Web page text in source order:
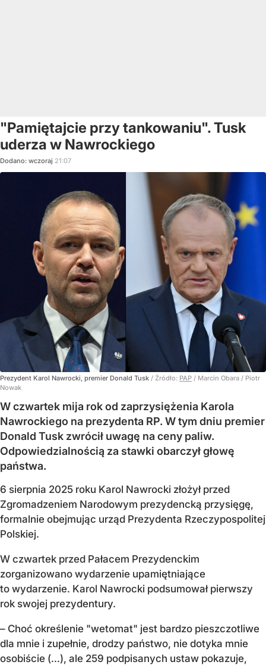
"Pamiętajcie przy tankowaniu". Tusk
uderza w Nawrockiego
Dodano: wczoraj 21:07
Prezydent Karol Nawrocki, premier Donald Tusk / Źródło: PAP / Marcin Obara / Piotr
Nowak
W czwartek mija rok od zaprzysiężenia Karola
Nawrockiego na prezydenta RP. W tym dniu premier
Donald Tusk zwrócił uwagę na ceny paliw.
Odpowiedzialnością za stawki obarczył głowę
państwa.
6 sierpnia 2025 roku Karol Nawrocki złożył przed
Zgromadzeniem Narodowym prezydencką przysięgę,
formalnie obejmując urząd Prezydenta Rzeczypospolitej
Polskiej.
W czwartek przed Pałacem Prezydenckim
zorganizowano wydarzenie upamiętniające
to wydarzenie. Karol Nawrocki podsumował pierwszy
rok swojej prezydentury.
– Choć określenie "wetomat" jest bardzo pieszczotliwe
dla mnie i zupełnie, drodzy państwo, nie dotyka mnie
osobiście (…), ale 259 podpisanych ustaw pokazuje,